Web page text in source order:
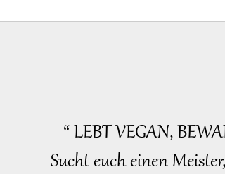
“ LEBT VEGAN,
Sucht euch einen